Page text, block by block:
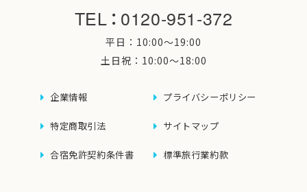
TEL：0120-951-372
平日：10:00〜19:00
土日祝：10:00〜18:00
企業情報 プライバシーポリシー
特定商取引法 サイトマップ
合宿免許契約条件書 標準旅行業約款